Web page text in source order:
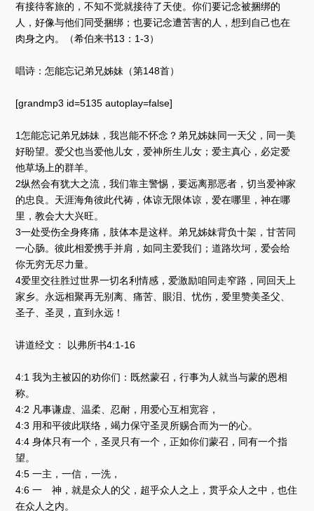
有接待客旅的，不知不觉就接待了天使。你们要记念被捆绑的
人，好像与他们同受捆绑；也要记念遭苦害的人，想到自己也在
肉身之内。（希伯来书13：1-3）
唱诗：怎能忘记弟兄姊妹（第148首）
[grandmp3 id=5135 autoplay=false]
1怎能忘记弟兄姊妹，我岂能不怀念？弟兄姊妹同一天父，同一美
好盼望。爱父也当爱他儿女，爱神所生儿女；爱主真心，必定爱
他草场上的群羊。
2纵然会有犹大之流，我们靠主警惕，要远离那恶者，切当爱神家
的忠良。天涯海角彼此代祷，体谅无限体谅，爱在哪里，神在哪
里，教会大大兴旺。
3一处受伤全身疼痛，肢体本是这样。弟兄姊妹背负十架，甘苦同
一心肠。彼此相爱携手并肩，如同主爱我们；道路坎坷，爱会给
你无穷无尽力量。
4爱里交往胜过世界一切名利情感，爱激励咱同走窄路，同回天上
家乡。永远相聚再无别离、痛苦、眼泪、忧伤，爱里赞美圣父、
圣子、圣灵，直到永远！
讲道经文： 以弗所书4:1-16
4:1 我为主被囚的劝你们：既然蒙召，行事为人就当与蒙的恩相
称。
4:2 凡事谦虚、温柔、忍耐，用爱心互相宽容，
4:3 用和平彼此联络，竭力保守圣灵所赐合而为一的心。
4:4 身体只有一个，圣灵只有一个，正如你们蒙召，同有一个指
望。
4:5 一主，一信，一洗，
4:6 一 神，就是众人的父，超乎众人之上，贯乎众人之中，也住
在众人之内。